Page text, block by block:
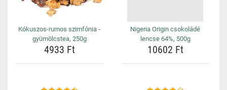
Kókuszos-rumos szimfónia -
gyümölcstea, 250g
4933 Ft
Nigeria Origin csokoládé
lencse 64%, 500g
10602 Ft